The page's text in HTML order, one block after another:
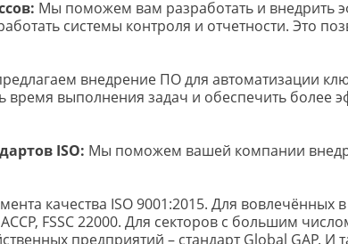
Мы поможем вам разработать и внедрить
системы контроля и отчетности. Это
внедрение ПО для автоматизации
время выполнения задач и обеспечить более
ISO: Мы поможем вашей компании
качества ISO 9001:2015. Для вовлечённых
FSSC 22000. Для секторов с большим
предприятий – стандарт Global GAP. И